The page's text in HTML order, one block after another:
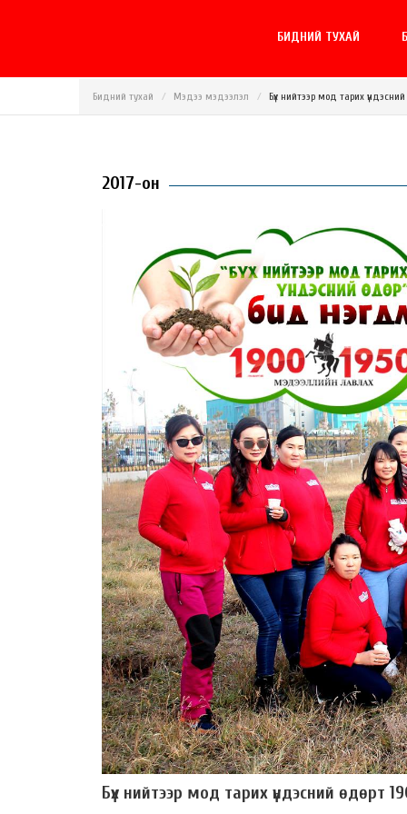
БИДНИЙ ТУХАЙ
Бидний тухай Мэдээ мэдээлэл Бүх нийтээр мод тарих
2017-он
Бүх нийтээр мод тарих үндэсний өдөрт